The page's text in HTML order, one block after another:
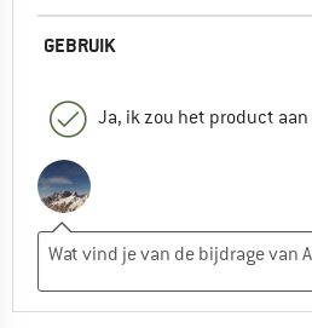
GEBRUIK
Ja, ik zou het product